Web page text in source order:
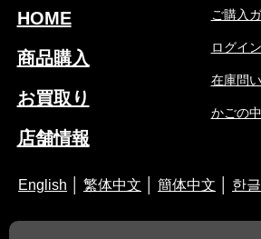
HOME
商品購入
お買取り
店舗情報
ご購入
ログイ
在庫問
かごの
English 繁体中文 簡体中文 한